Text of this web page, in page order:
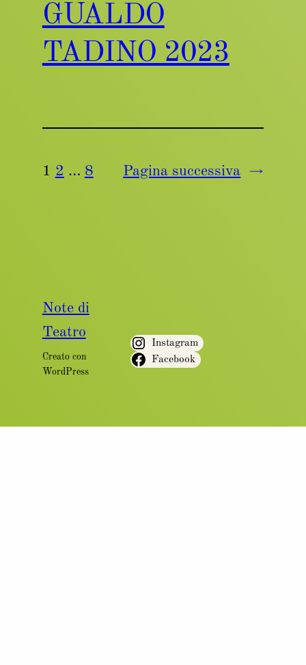
GUALDO
TADINO 2023
1 2 … 8 Pagina successiva →
Note di
Teatro
Creato con
WordPress
Instagram
Facebook